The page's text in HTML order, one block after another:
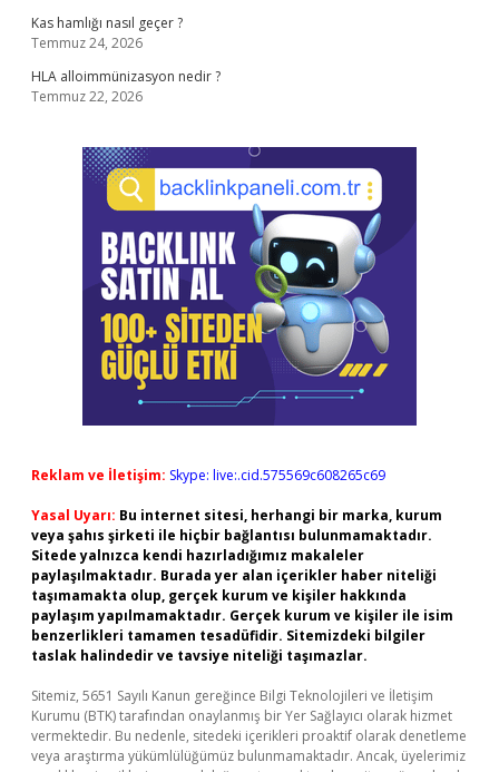
Kas hamlığı nasıl geçer ?
Temmuz 24, 2026
HLA alloimmünizasyon nedir ?
Temmuz 22, 2026
Reklam ve İletişim: Skype: live:.cid.575569c608265c69
Yasal Uyarı: Bu internet sitesi, herhangi bir marka, kurum
veya şahıs şirketi ile hiçbir bağlantısı bulunmamaktadır.
Sitede yalnızca kendi hazırladığımız makaleler
paylaşılmaktadır. Burada yer alan içerikler haber niteliği
taşımamakta olup, gerçek kurum ve kişiler hakkında
paylaşım yapılmamaktadır. Gerçek kurum ve kişiler ile isim
benzerlikleri tamamen tesadüfidir. Sitemizdeki bilgiler
taslak halindedir ve tavsiye niteliği taşımazlar.
Sitemiz, 5651 Sayılı Kanun gereğince Bilgi Teknolojileri ve İletişim
Kurumu (BTK) tarafından onaylanmış bir Yer Sağlayıcı olarak hizmet
vermektedir. Bu nedenle, sitedeki içerikleri proaktif olarak denetleme
veya araştırma yükümlülüğümüz bulunmamaktadır. Ancak, üyelerimiz